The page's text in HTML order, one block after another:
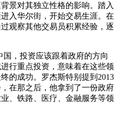
景对其独立性格的影响。踏入
入华尔街，开始交易生涯。在
观察其他交易员积累经验，逐
国，投资应该跟着政府的方向
行重点投资，意味着在这些领
的成功。罗杰斯特别提到2013
在那之后，他拿到了一份政府
、铁路、医疗、金融服务等领